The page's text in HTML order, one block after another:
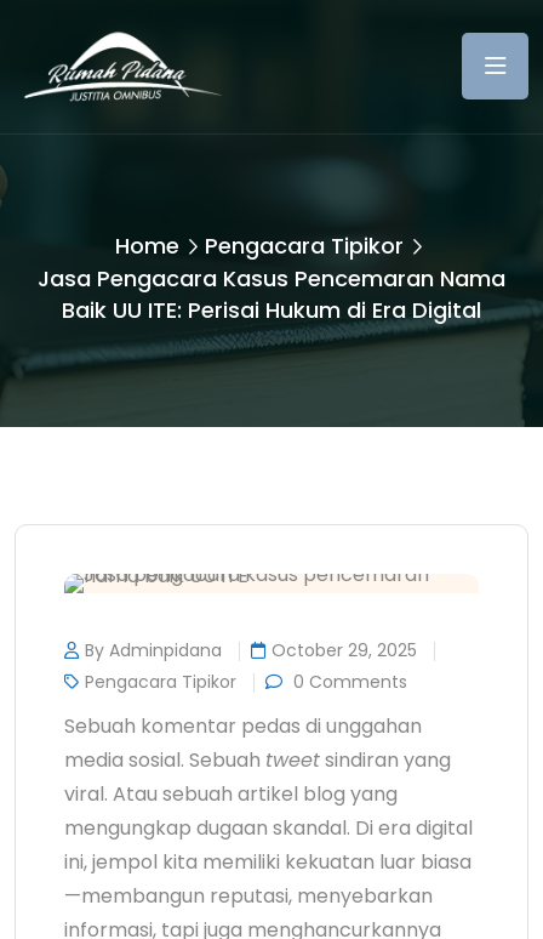
Home
Pengacara Tipikor
Jasa Pengacara Kasus Pencemaran Nama
Baik UU ITE: Perisai Hukum di Era Digital
By Adminpidana
October 29, 2025
Pengacara Tipikor
0 Comments
Sebuah komentar pedas di unggahan
media sosial. Sebuah tweetsindiran yang
viral. Atau sebuah artikel blog yang
mengungkap dugaan skandal. Di era digital
ini, jempol kita memiliki kekuatan luar biasa
—membangun reputasi, menyebarkan
informasi, tapi juga menghancurkannya